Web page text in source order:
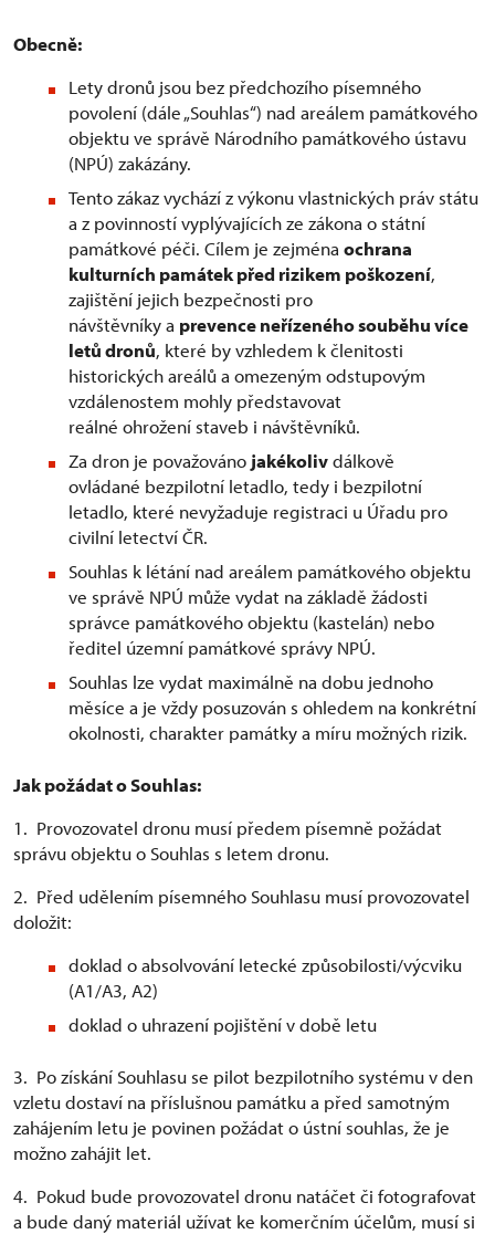
Obecně:
Lety dronů jsou bez předchozího písemného
povolení (dále „Souhlas“) nad areálem památkového
objektu ve správě Národního památkového ústavu
(NPÚ) zakázány.
Tento zákaz vychází z výkonu vlastnických práv státu
a z povinností vyplývajících ze zákona o státní
památkové péči. Cílem je zejména ochrana
kulturních památek před rizikem poškození,
zajištění jejich bezpečnosti pro
návštěvníky a prevence neřízeného souběhu více
letů dronů, které by vzhledem k členitosti
historických areálů a omezeným odstupovým
vzdálenostem mohly představovat
reálné ohrožení staveb i návštěvníků.
Za dron je považováno jakékolivdálkově
ovládané bezpilotní letadlo, tedy i bezpilotní
letadlo, které nevyžaduje registraci u Úřadu pro
civilní letectví ČR.
Souhlas k létání nad areálem památkového objektu
ve správě NPÚ může vydat na základě žádosti
správce památkového objektu (kastelán) nebo
ředitel územní památkové správy NPÚ.
Souhlas lze vydat maximálně na dobu jednoho
měsíce a je vždy posuzován s ohledem na konkrétní
okolnosti, charakter památky a míru možných rizik.
Jak požádat o Souhlas:
1. Provozovatel dronu musí předem písemně požádat
správu objektu o Souhlas s letem dronu.
2. Před udělením písemného Souhlasu musí provozovatel
doložit:
doklad o absolvování letecké způsobilosti/výcviku
(A1/A3, A2)
doklad o uhrazení pojištění v době letu
3. Po získání Souhlasu se pilot bezpilotního systému v den
vzletu dostaví na příslušnou památku a před samotným
zahájením letu je povinen požádat o ústní souhlas, že je
možno zahájit let.
4. Pokud bude provozovatel dronu natáčet či fotografovat
a bude daný materiál užívat ke komerčním účelům, musí si